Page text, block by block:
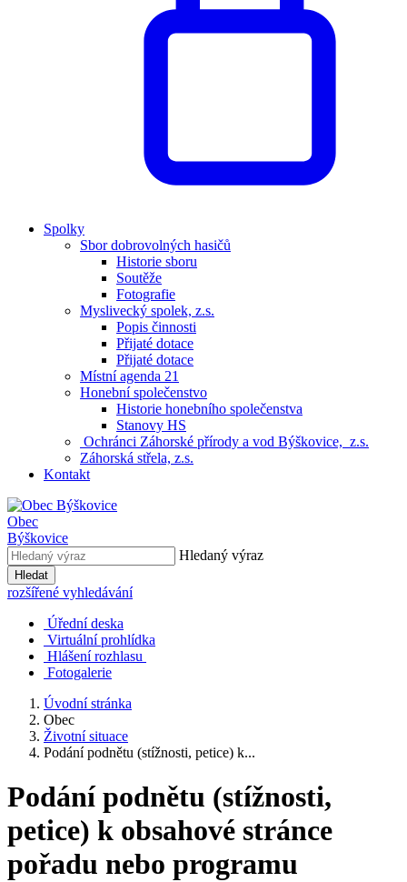
Spolky
Sbor dobrovolných hasičů
Historie sboru
Soutěže
Fotografie
Myslivecký spolek, z.s.
Popis činnosti
Přijaté dotace
Přijaté dotace
Místní agenda 21
Honební společenstvo
Historie honebního společenstva
Stanovy HS
Ochránci Záhorské přírody a vod Býškovice, z.s.
Záhorská střela, z.s.
Kontakt
Obec
Býškovice
Hledaný výraz
Hledat
rozšířené vyhledávání
Úřední deska
Virtuální prohlídka
Hlášení rozhlasu
Fotogalerie
Úvodní stránka
Obec
Životní situace
Podání podnětu (stížnosti, petice) k...
Podání podnětu (stížnosti,
petice) k obsahové stránce
pořadu nebo programu